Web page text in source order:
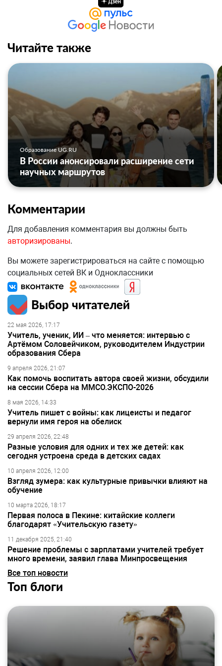
Читайте также
Образование UG.RU
В России анонсировали расширение сети
научных маршрутов
Комментарии
Для добавления комментария вы должны быть
авторизированы.
Вы можете зарегистрироваться на сайте с помощью
социальных сетей ВК и Одноклассники
Выбор читателей
22 мая 2026, 17:17
Учитель, ученик, ИИ – что меняется: интервью с
Артёмом Соловейчиком, руководителем Индустрии
образования Сбера
9 апреля 2026, 21:07
Как помочь воспитать автора своей жизни, обсудили
на сессии Сбера на ММСО.ЭКСПО-2026
8 мая 2026, 14:33
Учитель пишет с войны: как лицеисты и педагог
вернули имя героя на обелиск
29 апреля 2026, 22:48
Разные условия для одних и тех же детей: как
сегодня устроена среда в детских садах
10 апреля 2026, 12:00
Взгляд зумера: как культурные привычки влияют на
обучение
10 марта 2026, 18:17
Первая полоса в Пекине: китайские коллеги
благодарят «Учительскую газету»
11 декабря 2025, 21:40
Решение проблемы с зарплатами учителей требует
много времени, заявил глава Минпросвещения
Все топ новости
Топ блоги